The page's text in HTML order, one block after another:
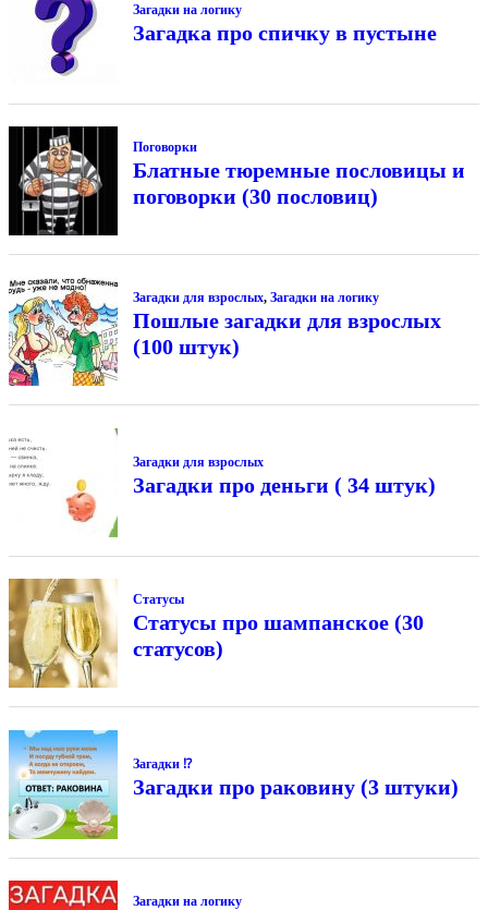
Загадки на логику
Загадка про спичку в пустыне
Поговорки
Блатные тюремные пословицы и
поговорки (30 пословиц)
Загадки для взрослых, Загадки на логику
Пошлые загадки для взрослых
(100 штук)
Загадки для взрослых
Загадки про деньги ( 34 штук)
Статусы
Статусы про шампанское (30
статусов)
Загадки ⁉
Загадки про раковину (3 штуки)
Загадки на логику